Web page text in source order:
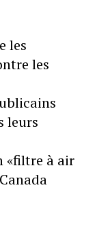
les
les
leurs
«filtre à air